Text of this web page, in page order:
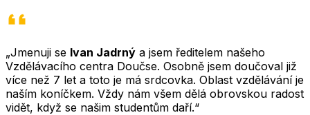
„Jmenuji se Ivan Jadrný a jsem ředitelem našeho
Vzdělávacího centra Doučse. Osobně jsem doučoval již
více než 7 let a toto je má srdcovka. Oblast vzdělávání je
naším koníčkem. Vždy nám všem dělá obrovskou radost
vidět, když se našim studentům daří.“